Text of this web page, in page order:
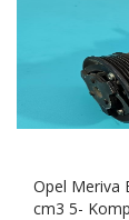
Opel Meriva
cm3 5-